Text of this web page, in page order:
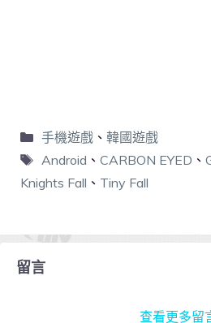
手機遊戲、 韓國遊戲
Android 、 CARBON EYED 、
Knights Fall 、 Tiny Fall
留言
查看更多留